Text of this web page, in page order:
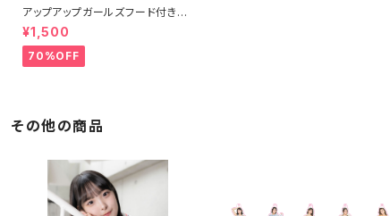
アップアップガールズフード付きタ
オル
¥1,500
70%OFF
その他の商品